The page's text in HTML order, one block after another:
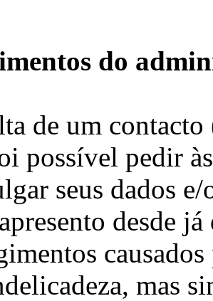
do
de um
possível pedir
seus dados
desde
mas